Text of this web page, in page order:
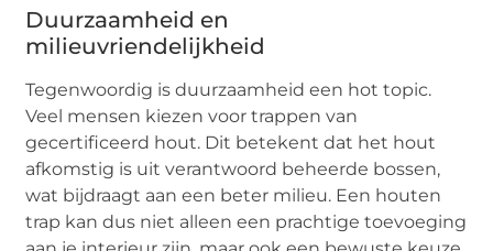
Duurzaamheid en
milieuvriendelijkheid
Tegenwoordig is duurzaamheid een hot topic.
Veel mensen kiezen voor trappen van
gecertificeerd hout. Dit betekent dat het hout
afkomstig is uit verantwoord beheerde bossen,
wat bijdraagt aan een beter milieu. Een houten
trap kan dus niet alleen een prachtige toevoeging